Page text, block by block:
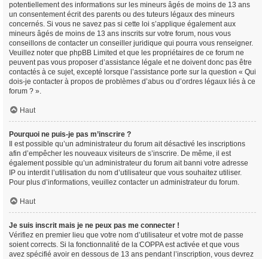
potentiellement des informations sur les mineurs âgés de moins de 13 ans
un consentement écrit des parents ou des tuteurs légaux des mineurs
concernés. Si vous ne savez pas si cette loi s’applique également aux
mineurs âgés de moins de 13 ans inscrits sur votre forum, nous vous
conseillons de contacter un conseiller juridique qui pourra vous renseigner.
Veuillez noter que phpBB Limited et que les propriétaires de ce forum ne
peuvent pas vous proposer d’assistance légale et ne doivent donc pas être
contactés à ce sujet, excepté lorsque l’assistance porte sur la question « Qui
dois-je contacter à propos de problèmes d’abus ou d’ordres légaux liés à ce
forum ? ».
Haut
Pourquoi ne puis-je pas m’inscrire ?
Il est possible qu’un administrateur du forum ait désactivé les inscriptions
afin d’empêcher les nouveaux visiteurs de s’inscrire. De même, il est
également possible qu’un administrateur du forum ait banni votre adresse
IP ou interdit l’utilisation du nom d’utilisateur que vous souhaitez utiliser.
Pour plus d’informations, veuillez contacter un administrateur du forum.
Haut
Je suis inscrit mais je ne peux pas me connecter !
Vérifiez en premier lieu que votre nom d’utilisateur et votre mot de passe
soient corrects. Si la fonctionnalité de la COPPA est activée et que vous
avez spécifié avoir en dessous de 13 ans pendant l’inscription, vous devrez